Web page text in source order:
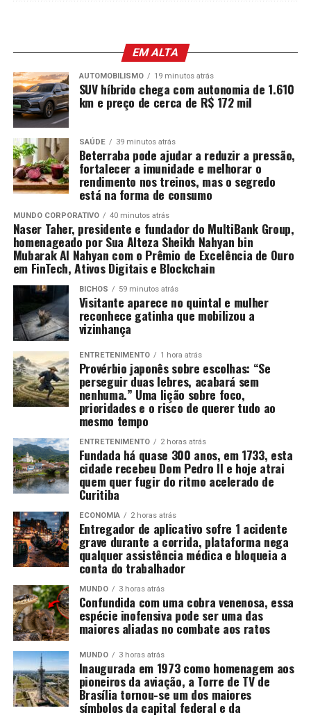
EM ALTA
AUTOMOBILISMO 19 minutos atrás
SUV híbrido chega com autonomia de 1.610
km e preço de cerca de R$ 172 mil
SAÚDE 39 minutos atrás
Beterraba pode ajudar a reduzir a pressão,
fortalecer a imunidade e melhorar o
rendimento nos treinos, mas o segredo
está na forma de consumo
MUNDO CORPORATIVO 40 minutos atrás
Naser Taher, presidente e fundador do MultiBank Group,
homenageado por Sua Alteza Sheikh Nahyan bin
Mubarak Al Nahyan com o Prêmio de Excelência de Ouro
em FinTech, Ativos Digitais e Blockchain
BICHOS 59 minutos atrás
Visitante aparece no quintal e mulher
reconhece gatinha que mobilizou a
vizinhança
ENTRETENIMENTO 1 hora atrás
Provérbio japonês sobre escolhas: “Se
perseguir duas lebres, acabará sem
nenhuma.” Uma lição sobre foco,
prioridades e o risco de querer tudo ao
mesmo tempo
ENTRETENIMENTO 2 horas atrás
Fundada há quase 300 anos, em 1733, esta
cidade recebeu Dom Pedro II e hoje atrai
quem quer fugir do ritmo acelerado de
Curitiba
ECONOMIA 2 horas atrás
Entregador de aplicativo sofre 1 acidente
grave durante a corrida, plataforma nega
qualquer assistência médica e bloqueia a
conta do trabalhador
MUNDO 3 horas atrás
Confundida com uma cobra venenosa, essa
espécie inofensiva pode ser uma das
maiores aliadas no combate aos ratos
MUNDO 3 horas atrás
Inaugurada em 1973 como homenagem aos
pioneiros da aviação, a Torre de TV de
Brasília tornou-se um dos maiores
símbolos da capital federal e da